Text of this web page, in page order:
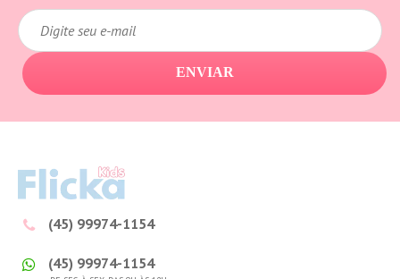
ENVIAR
(45) 99974-1154
(45) 99974-1154